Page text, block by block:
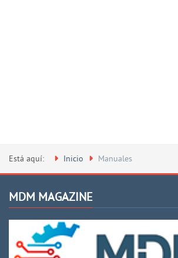
Está aquí: Inicio Manuales
MDM MAGAZINE